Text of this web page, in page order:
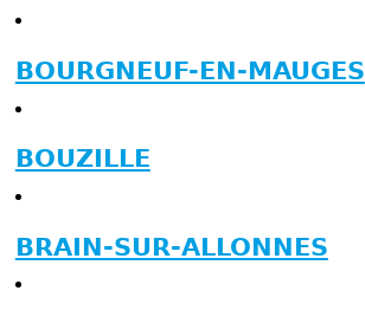
BOURGNEUF-EN-MAUGES
BOUZILLE
BRAIN-SUR-ALLONNES